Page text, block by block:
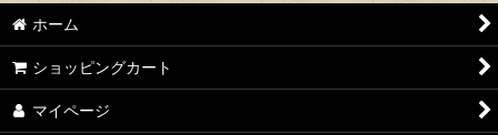
ホーム
ショッピングカート
マイページ